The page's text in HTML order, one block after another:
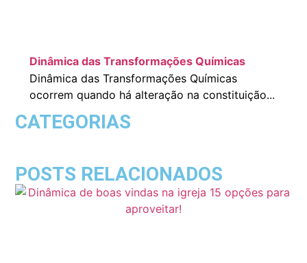
Dinâmica das Transformações Químicas
Dinâmica das Transformações Químicas
ocorrem quando há alteração na constituição...
CATEGORIAS
POSTS RELACIONADOS